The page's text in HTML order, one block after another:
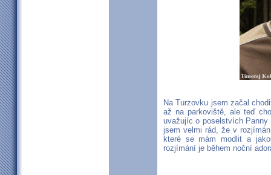
Na Turzovku jsem začal
až na parkoviště, ale teď
uvažujíc o poselstvích
jsem velmi rád, že v
které se mám modlit a
rozjímání je během noční